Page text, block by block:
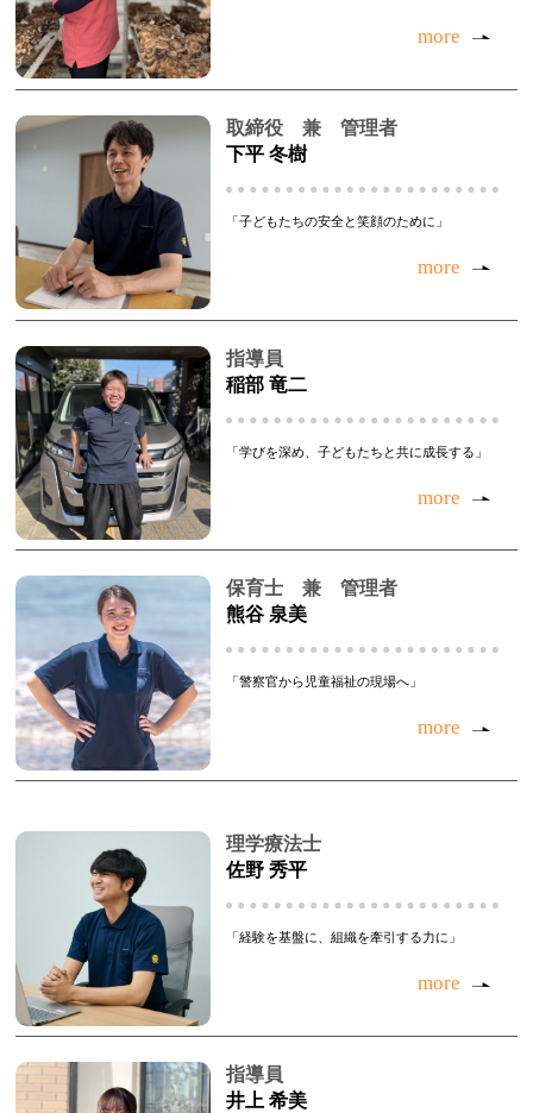
more
取締役 兼 管理者
下平 冬樹
「子どもたちの安全と笑顔のために」
more
指導員
稲部 竜二
「学びを深め、子どもたちと共に成長する」
more
保育士 兼 管理者
熊谷 泉美
「警察官から児童福祉の現場へ」
more
理学療法士
佐野 秀平
「経験を基盤に、組織を牽引する力に」
more
指導員
井上 希美